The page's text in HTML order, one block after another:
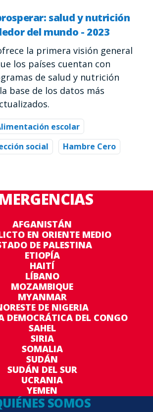
salud y nutrición
del mundo - 2023
la primera visión general
los países cuentan con
de salud y nutrición
base de los datos más
escolar
social
Hambre Cero
AFGANISTÁN
EN ORIENTE MEDIO
DE PALESTINA
ETIOPÍA
HAITÍ
LÍBANO
MOZAMBIQUE
MYANMAR
DE NIGERIA
DEMOCRÁTICA DEL CONGO
SAHEL
SIRIA
SOMALIA
SUDÁN
SUDÁN DEL SUR
UCRANIA
YEMEN
SOMOS